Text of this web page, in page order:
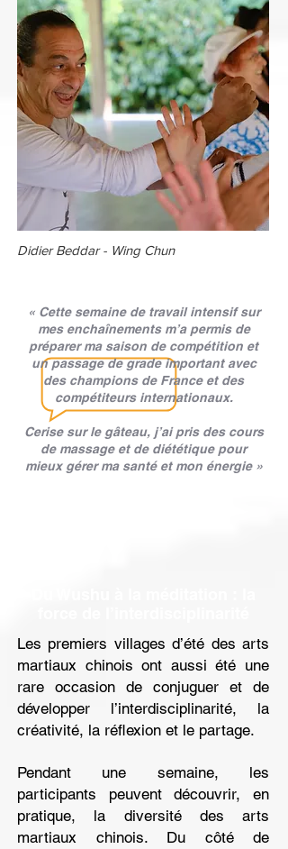
Didier Beddar - Wing Chun
« Cette semaine de travail intensif sur
mes enchaînements m’a permis de
préparer ma saison de compétition et
un passage de grade important avec
des champions de France et des
compétiteurs internationaux.
Cerise sur le gâteau, j’ai pris des cours
de massage et de diététique pour
mieux gérerma santé et mon énergie »
Les premiers villages d’été des arts
martiaux chinois ont aussi été une
rare occasion de conjuguer et de
développer l’interdisciplinarité, la
créativité, la réflexion et le partage.
Pendant une semaine, les
participants peuvent découvrir, en
pratique, la diversité des arts
martiaux chinois. Du côté de